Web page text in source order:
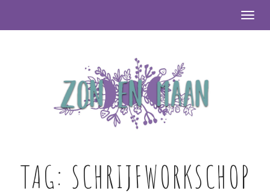
TAG: SCHRIJFWORKSCHOP